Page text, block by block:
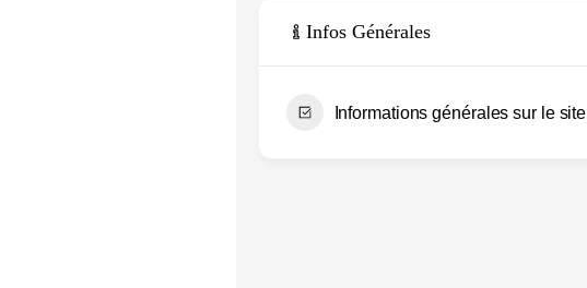
Infos Générales
Informations générales sur le site